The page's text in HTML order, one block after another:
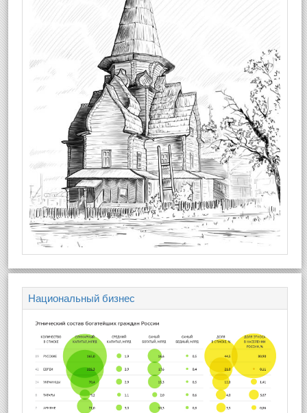
Национальный бизнес